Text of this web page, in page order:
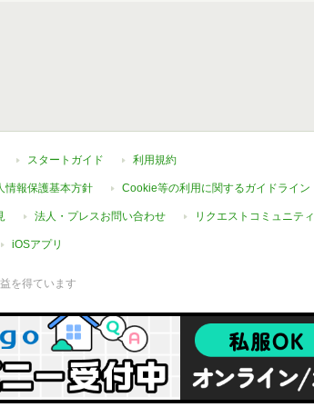
スタートガイド 利用規約
情報保護基本方針 Cookie等の利用に関するガイドライン
法人・プレスお問い合わせ リクエストコミュニティ
iOSアプリ
を得ています